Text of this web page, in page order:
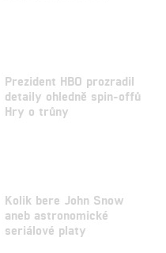
Prezident HBO prozradil
detaily ohledně spin-offů
Hry o trůny
Kolik bere John Snow
aneb astronomické
seriálové platy